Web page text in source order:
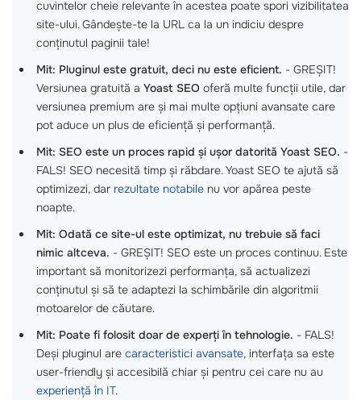
cuvintelor cheie relevante în acestea poate spori vizibilitatea
site-ului. Gândește-te la URL ca la un indiciu despre
conținutul paginii tale!
Mit: Pluginul este gratuit, deci nu este eficient. - GREȘIT!
Versiunea gratuită a Yoast SEO oferă multe funcții utile, dar
versiunea premium are și mai multe opțiuni avansate care
pot aduce un plus de eficiență și performanță.
Mit: SEO este un proces rapid și ușor datorită Yoast SEO. -
FALS! SEO necesită timp și răbdare. Yoast SEO te ajută să
optimizezi, dar rezultate notabile nu vor apărea peste
noapte.
Mit: Odată ce site-ul este optimizat, nu trebuie să faci
nimic altceva. - GREȘIT! SEO este un proces continuu. Este
important să monitorizezi performanța, să actualizezi
conținutul și să te adaptezi la schimbările din algoritmii
motoarelor de căutare.
Mit: Poate fi folosit doar de experți în tehnologie. - FALS!
Deși pluginul are caracteristici avansate, interfața sa este
user-friendly și accesibilă chiar și pentru cei care nu au
experiență în IT.